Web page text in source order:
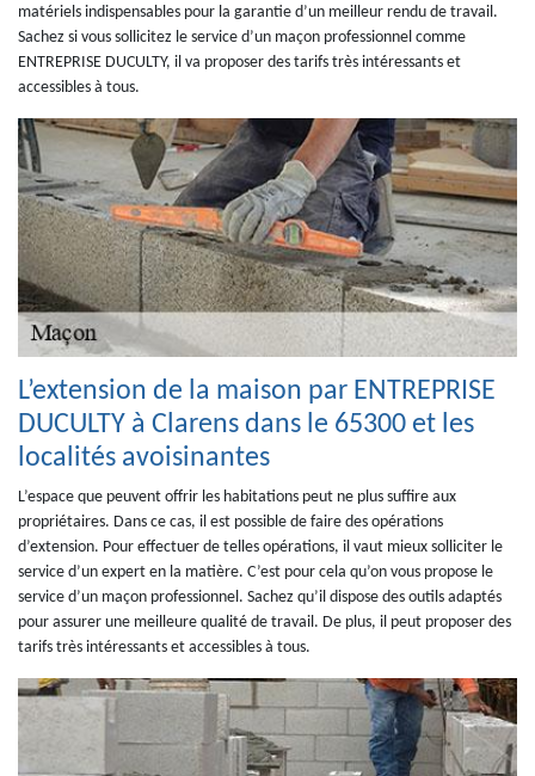
matériels indispensables pour la garantie d’un meilleur rendu de travail.
Sachez si vous sollicitez le service d’un maçon professionnel comme
ENTREPRISE DUCULTY, il va proposer des tarifs très intéressants et
accessibles à tous.
L’extension de la maison par ENTREPRISE
DUCULTY à Clarens dans le 65300 et les
localités avoisinantes
L’espace que peuvent offrir les habitations peut ne plus suffire aux
propriétaires. Dans ce cas, il est possible de faire des opérations
d’extension. Pour effectuer de telles opérations, il vaut mieux solliciter le
service d’un expert en la matière. C’est pour cela qu’on vous propose le
service d’un maçon professionnel. Sachez qu’il dispose des outils adaptés
pour assurer une meilleure qualité de travail. De plus, il peut proposer des
tarifs très intéressants et accessibles à tous.